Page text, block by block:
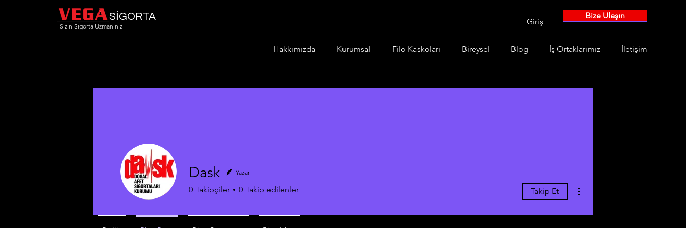
SİGORTA
Sizin Sigorta Uzmanınız Giriş
Bize Ulaşın
Hakkımızda Kurumsal Filo Kaskoları Bireysel Blog İş Ortaklarımız İletişim
Dask Yazar
0 Takipçiler 0 Takip edilenler Takip Et